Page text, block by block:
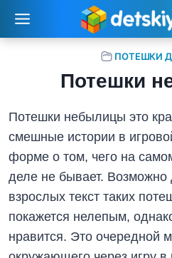
ПОТЕШКИ
Потешки
Потешки небылицы это
смешные истории в
форме о том, чего на
деле не бывает. Возможно
взрослых текст таких
покажется нелепым,
нравится. Это очередной